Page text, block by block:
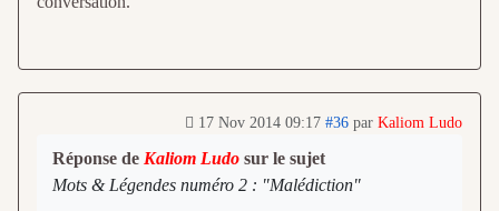
17 Nov 2014 09:17 #36 par Kaliom Ludo
Réponse de Kaliom Ludo sur le sujet
Mots & Légendes numéro 2 : "Malédiction"